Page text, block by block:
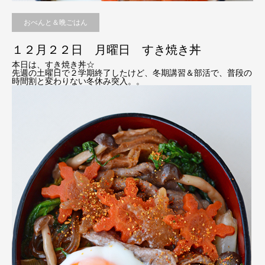
おべんと＆晩ごはん
１２月２２日 月曜日 すき焼き丼
本日は、すき焼き丼☆
先週の土曜日で２学期終了したけど、冬期講習＆部活で、普段の
時間割と変わりない冬休み突入。。